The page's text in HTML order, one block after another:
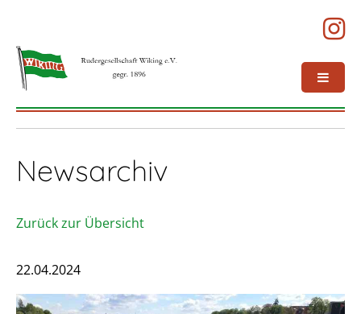
Newsarchiv
Zurück zur Übersicht
22.04.2024